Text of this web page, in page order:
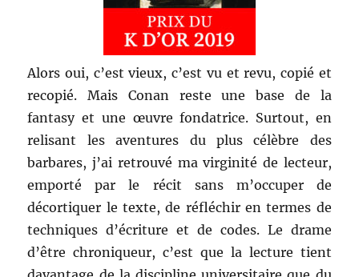
Alors oui, c’est vieux, c’est vu et revu, copié et
recopié. Mais Conan reste une base de la
fantasy et une œuvre fondatrice. Surtout, en
relisant les aventures du plus célèbre des
barbares, j’ai retrouvé ma virginité de lecteur,
emporté par le récit sans m’occuper de
décortiquer le texte, de réfléchir en termes de
techniques d’écriture et de codes. Le drame
d’être chroniqueur, c’est que la lecture tient